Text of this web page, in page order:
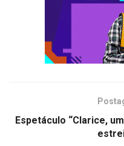
Espetáculo “Clarice,